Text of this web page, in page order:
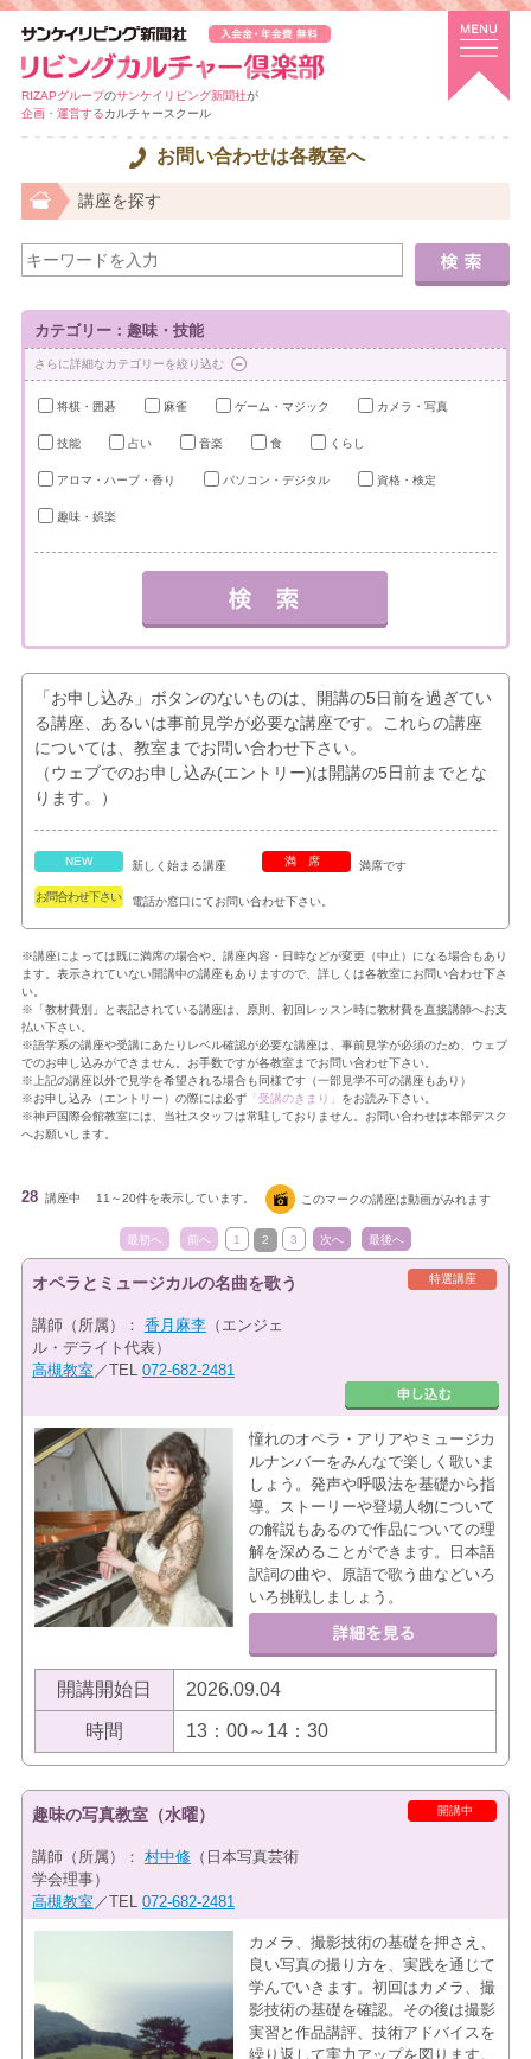
RIZAPグループのサンケイリビング新聞社が
企画・運営するカルチャースクール
お問い合わせは各教室へ
講座を探す
カテゴリー：趣味・技能
さらに詳細なカテゴリーを絞り込む
将棋・囲碁 麻雀 ゲーム・マジック カメラ・写真
技能 占い 音楽 食 くらし
アロマ・ハーブ・香り パソコン・デジタル 資格・検定
趣味・娯楽
「お申し込み」ボタンのないものは、開講の5日前を過ぎてい
る講座、あるいは事前見学が必要な講座です。これらの講座
については、教室までお問い合わせ下さい。
（ウェブでのお申し込み(エントリー)は開講の5日前までとな
ります。）
NEW 新しく始まる講座 満席 満席です
お問合わせ下さい 電話か窓口にてお問い合わせ下さい。
※講座によっては既に満席の場合や、講座内容・日時などが変更（中止）になる場合もあり
ます。表示されていない開講中の講座もありますので、詳しくは各教室にお問い合わせ下さ
い。
※「教材費別」と表記されている講座は、原則、初回レッスン時に教材費を直接講師へお支
払い下さい。
※語学系の講座や受講にあたりレベル確認が必要な講座は、事前見学が必須のため、ウェブ
でのお申し込みができません。お手数ですが各教室までお問い合わせ下さい。
※上記の講座以外で見学を希望される場合も同様です（一部見学不可の講座もあり）
※お申し込み（エントリー）の際には必ず「受講のきまり」 をお読み下さい。
※神戸国際会館教室には、当社スタッフは常駐しておりません。お問い合わせは本部デスク
へお願いします。
28 講座中 11～20件を表示しています。 このマークの講座は動画がみれます
最初へ 前へ 1 2 3 次へ 最後へ
特選講座
オペラとミュージカルの名曲を歌う
講師（所属）： 香月麻李（エンジェ
ル・デライト代表）
高槻教室 ／TEL 072-682-2481
憧れのオペラ・アリアやミュージカ
ルナンバーをみんなで楽しく歌いま
しょう。発声や呼吸法を基礎から指
導。ストーリーや登場人物について
の解説もあるので作品についての理
解を深めることができます。日本語
訳詞の曲や、原語で歌う曲などいろ
いろ挑戦しましょう。
開講開始日 2026.09.04
時間 13：00～14：30
開講中
趣味の写真教室（水曜）
講師（所属）： 村中修（日本写真芸術
学会理事）
高槻教室 ／TEL 072-682-2481
カメラ、撮影技術の基礎を押さえ、
良い写真の撮り方を、実践を通じて
学んでいきます。初回はカメラ、撮
影技術の基礎を確認。その後は撮影
実習と作品講評、技術アドバイスを
繰り返して実力アップを図ります。